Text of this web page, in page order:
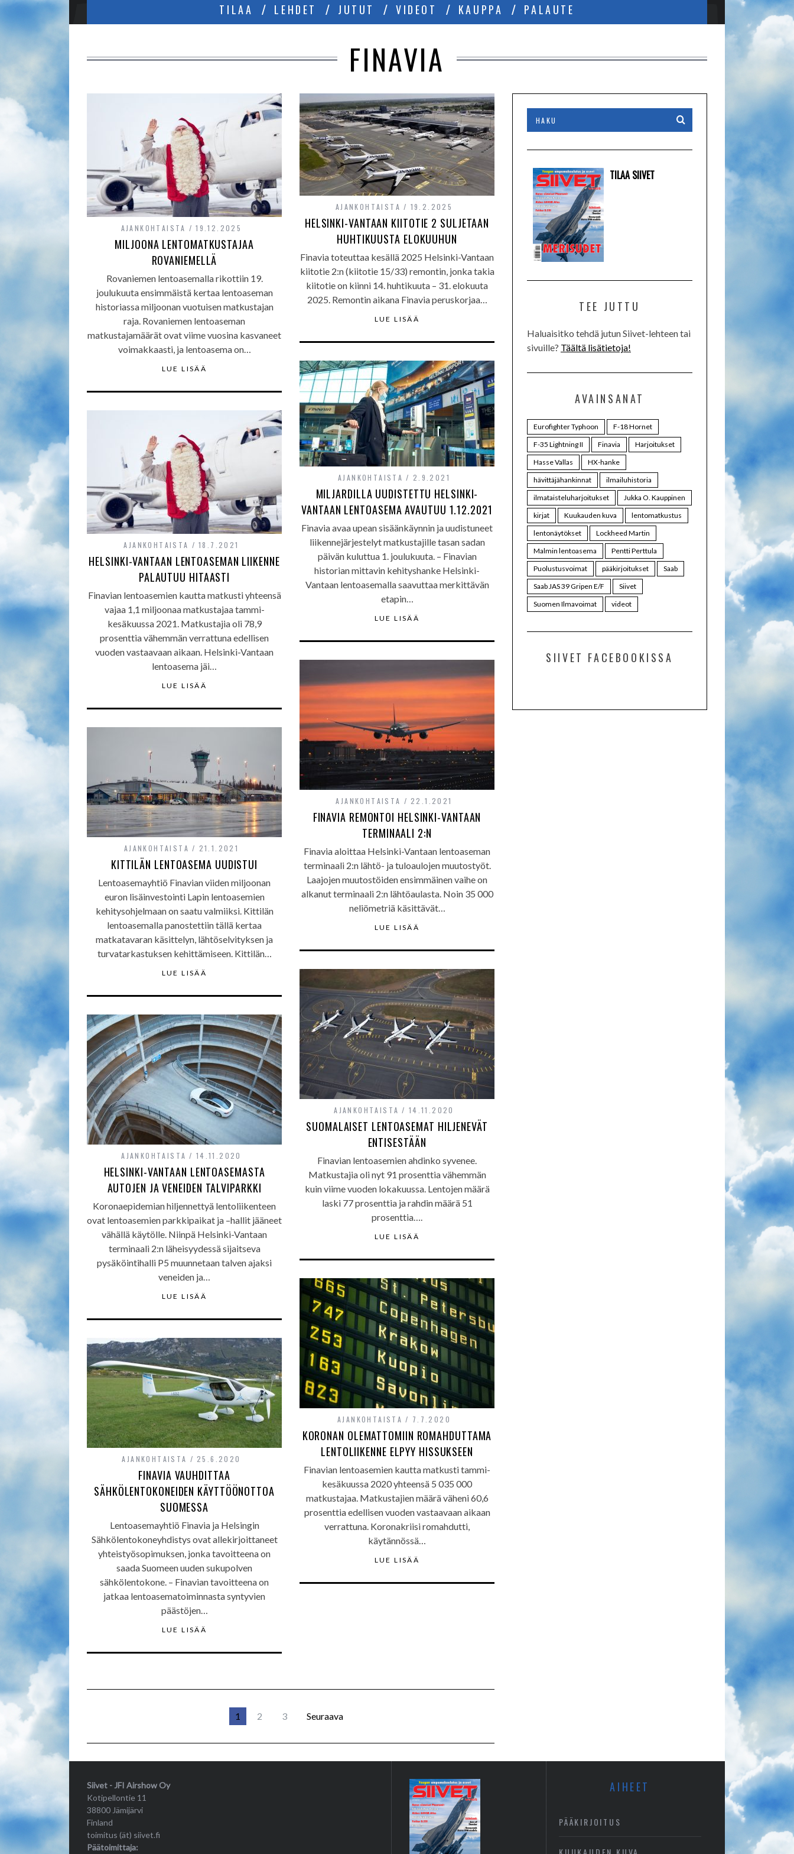
TILAA LEHDET JUTUT VIDEOT KAUPPA PALAUTE
FINAVIA
AJANKOHTAISTA 19.12.2025
MILJOONA LENTOMATKUSTAJAA
ROVANIEMELLÄ
Rovaniemen lentoasemalla rikottiin 19.
joulukuuta ensimmäistä kertaa lentoaseman
historiassa miljoonan vuotuisen matkustajan
raja. Rovaniemen lentoaseman
matkustajamäärät ovat viime vuosina kasvaneet
voimakkaasti, ja lentoasema on…
LUE LISÄÄ
AJANKOHTAISTA 19.2.2025
HELSINKI-VANTAAN KIITOTIE 2 SULJETAAN
HUHTIKUUSTA ELOKUUHUN
Finavia toteuttaa kesällä 2025 Helsinki-Vantaan
kiitotie 2:n (kiitotie 15/33) remontin, jonka takia
kiitotie on kiinni 14. huhtikuuta – 31. elokuuta
2025. Remontin aikana Finavia peruskorjaa…
LUE LISÄÄ
AJANKOHTAISTA 2.9.2021
MILJARDILLA UUDISTETTU HELSINKI-
VANTAAN LENTOASEMA AVAUTUU 1.12.2021
Finavia avaa upean sisäänkäynnin ja uudistuneet
liikennejärjestelyt matkustajille tasan sadan
päivän kuluttua 1. joulukuuta. – Finavian
historian mittavin kehityshanke Helsinki-
Vantaan lentoasemalla saavuttaa merkittävän
etapin…
LUE LISÄÄ
AJANKOHTAISTA 18.7.2021
HELSINKI-VANTAAN LENTOASEMAN LIIKENNE
PALAUTUU HITAASTI
Finavian lentoasemien kautta matkusti yhteensä
vajaa 1,1 miljoonaa matkustajaa tammi-
kesäkuussa 2021. Matkustajia oli 78,9
prosenttia vähemmän verrattuna edellisen
vuoden vastaavaan aikaan. Helsinki-Vantaan
lentoasema jäi…
LUE LISÄÄ
AJANKOHTAISTA 22.1.2021
FINAVIA REMONTOI HELSINKI-VANTAAN
TERMINAALI 2:N
Finavia aloittaa Helsinki-Vantaan lentoaseman
terminaali 2:n lähtö- ja tuloaulojen muutostyöt.
Laajojen muutostöiden ensimmäinen vaihe on
alkanut terminaali 2:n lähtöaulasta. Noin 35 000
neliömetriä käsittävät…
LUE LISÄÄ
AJANKOHTAISTA 21.1.2021
KITTILÄN LENTOASEMA UUDISTUI
Lentoasemayhtiö Finavian viiden miljoonan
euron lisäinvestointi Lapin lentoasemien
kehitysohjelmaan on saatu valmiiksi. Kittilän
lentoasemalla panostettiin tällä kertaa
matkatavaran käsittelyn, lähtöselvityksen ja
turvatarkastuksen kehittämiseen. Kittilän…
LUE LISÄÄ
AJANKOHTAISTA 14.11.2020
SUOMALAISET LENTOASEMAT HILJENEVÄT
ENTISESTÄÄN
Finavian lentoasemien ahdinko syvenee.
Matkustajia oli nyt 91 prosenttia vähemmän
kuin viime vuoden lokakuussa. Lentojen määrä
laski 77 prosenttia ja rahdin määrä 51
prosenttia….
LUE LISÄÄ
AJANKOHTAISTA 14.11.2020
HELSINKI-VANTAAN LENTOASEMASTA
AUTOJEN JA VENEIDEN TALVIPARKKI
Koronaepidemian hiljennettyä lentoliikenteen
ovat lentoasemien parkkipaikat ja –hallit jääneet
vähällä käytölle. Niinpä Helsinki-Vantaan
terminaali 2:n läheisyydessä sijaitseva
pysäköintihalli P5 muunnetaan talven ajaksi
veneiden ja…
LUE LISÄÄ
AJANKOHTAISTA 7.7.2020
KORONAN OLEMATTOMIIN ROMAHDUTTAMA
LENTOLIIKENNE ELPYY HISSUKSEEN
Finavian lentoasemien kautta matkusti tammi-
kesäkuussa 2020 yhteensä 5 035 000
matkustajaa. Matkustajien määrä väheni 60,6
prosenttia edellisen vuoden vastaavaan aikaan
verrattuna. Koronakriisi romahdutti,
käytännössä…
LUE LISÄÄ
AJANKOHTAISTA 25.6.2020
FINAVIA VAUHDITTAA
SÄHKÖLENTOKONEIDEN KÄYTTÖÖNOTTOA
SUOMESSA
Lentoasemayhtiö Finavia ja Helsingin
Sähkölentokoneyhdistys ovat allekirjoittaneet
yhteistyösopimuksen, jonka tavoitteena on
saada Suomeen uuden sukupolven
sähkölentokone. – Finavian tavoitteena on
jatkaa lentoasematoiminnasta syntyvien
päästöjen…
LUE LISÄÄ
1 2 3 Seuraava
TILAA SIIVET
TEE JUTTU
Haluaisitko tehdä jutun Siivet-lehteen tai
sivuille? Täältä lisätietoja!
AVAINSANAT
Eurofighter Typhoon
F-18 Hornet
F-35 Lightning II
Finavia
Harjoitukset
Hasse Vallas
HX-hanke
hävittäjähankinnat
ilmailuhistoria
ilmataisteluharjoitukset
Jukka O. Kauppinen
kirjat
Kuukauden kuva
lentomatkustus
lentonäytökset
Lockheed Martin
Malmin lentoasema
Pentti Perttula
Puolustusvoimat
pääkirjoitukset
Saab
Saab JAS 39 Gripen E/F
Siivet
Suomen Ilmavoimat
videot
SIIVET FACEBOOKISSA
Siivet - JFI Airshow Oy
Kotipellontie 11
38800 Jämijärvi
Finland
toimitus (ät) siivet.fi
Päätoimittaja:
AIHEET
PÄÄKIRJOITUS